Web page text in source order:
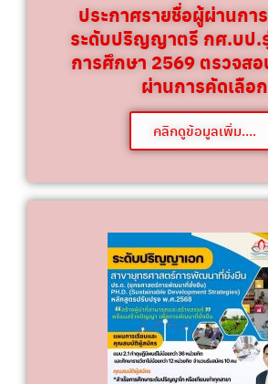
ประกาศรายชื่อผู้ผ่านกา
ระดับปริญญาตรี กศ.บป.
การศึกษา 2569 ตรวจส
ผ่านการคัดเลือก
คลิกดูข้อมูลเพิ่ม....